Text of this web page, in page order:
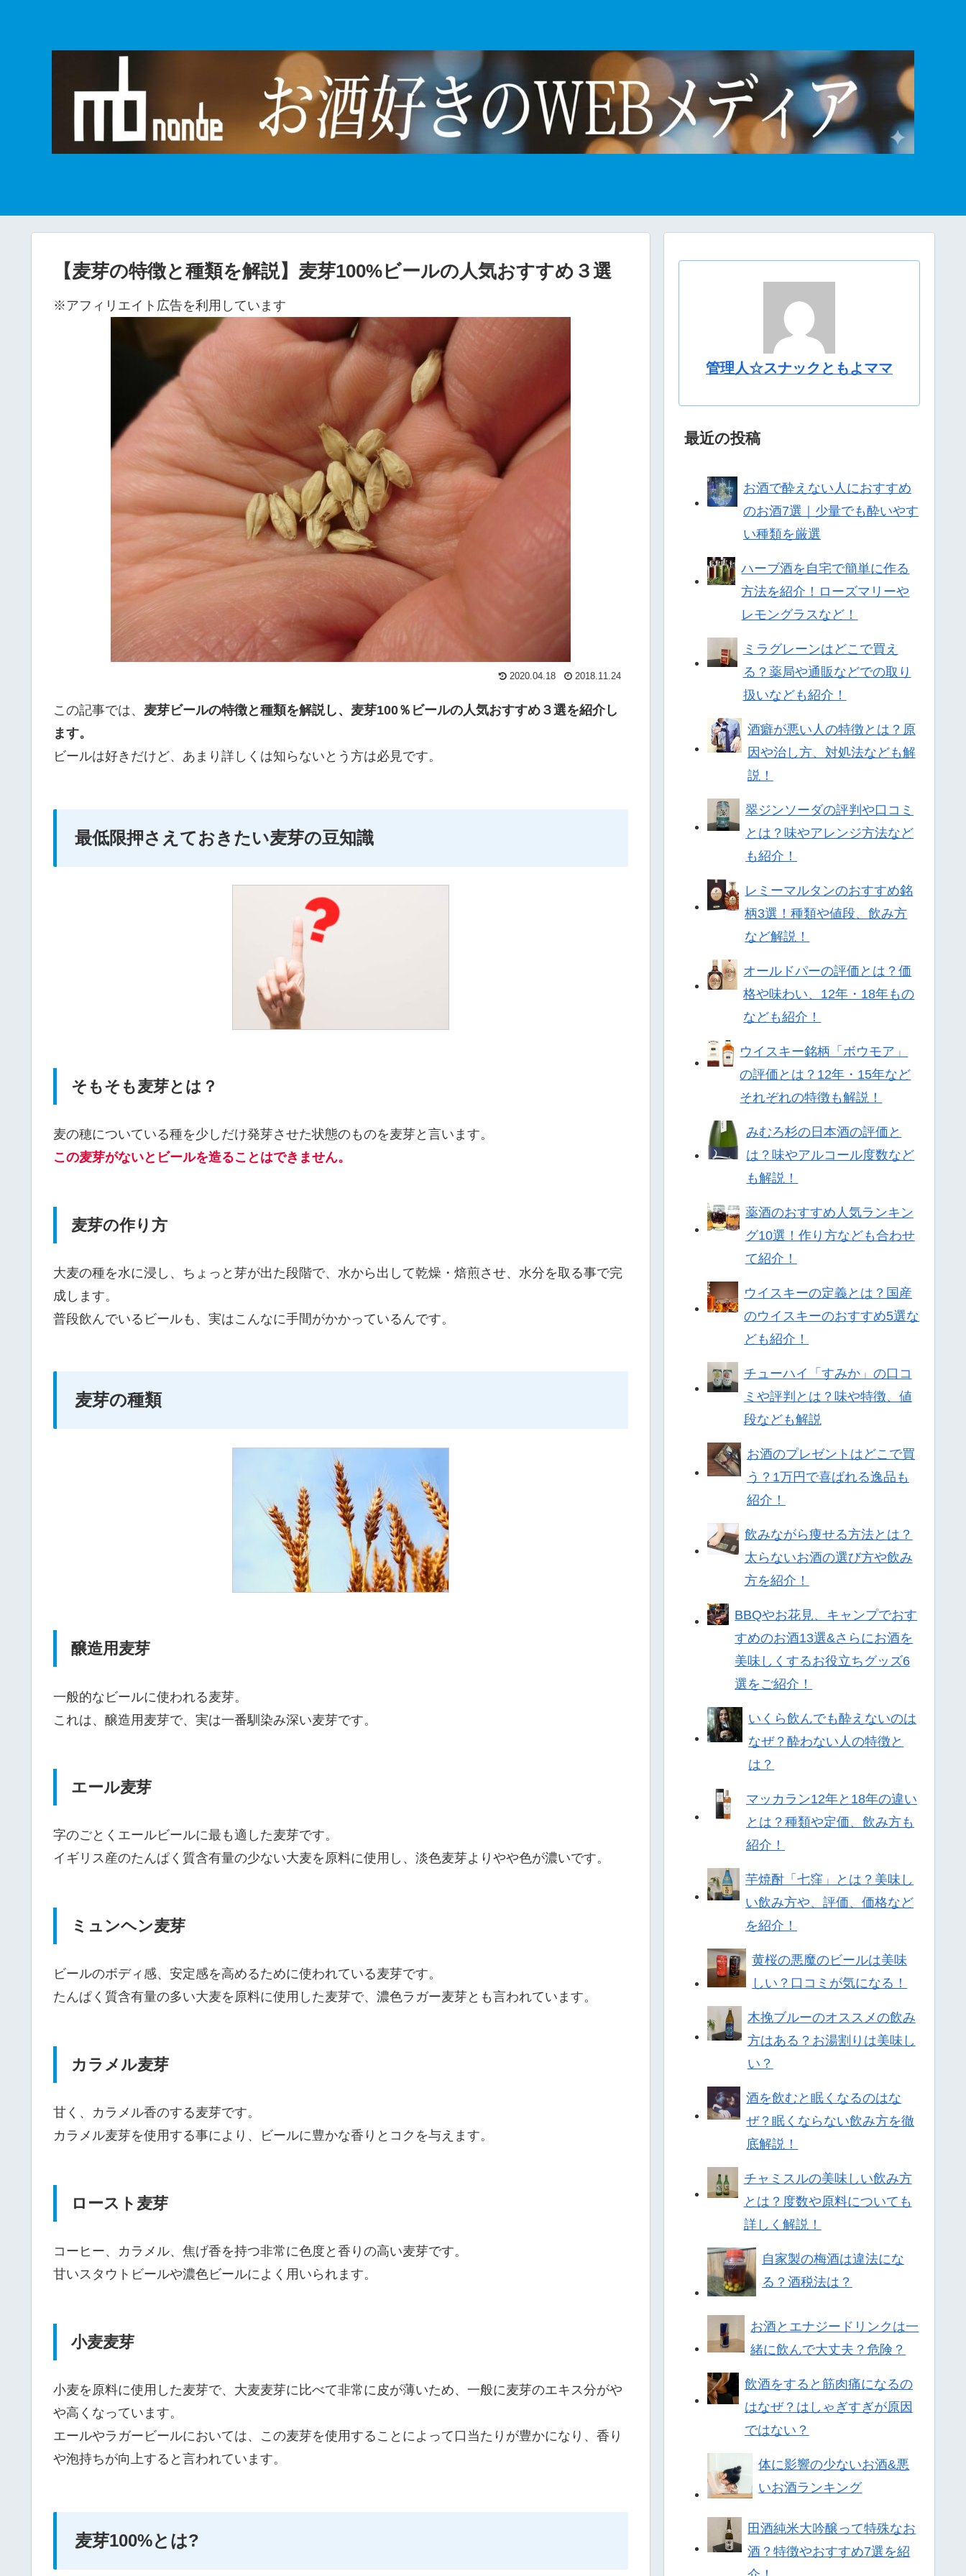
【麦芽の特徴と種類を解説】麦芽100%ビールの人気おすすめ３選
※アフィリエイト広告を利用しています
2020.04.18 2018.11.24
この記事では、 麦芽ビールの特徴と種類を解説し、麦芽100％ビールの人気おすすめ３選を紹介し
ます。
ビールは好きだけど、あまり詳しくは知らないとう方は必見です。
最低限押さえておきたい麦芽の豆知識
そもそも麦芽とは？
麦の穂についている種を少しだけ発芽させた状態のものを麦芽と言います。
この麦芽がないとビールを造ることはできません。
麦芽の作り方
大麦の種を水に浸し、ちょっと芽が出た段階で、水から出して乾燥・焙煎させ、水分を取る事で完
成します。
普段飲んでいるビールも、実はこんなに手間がかかっているんです。
麦芽の種類
醸造用麦芽
一般的なビールに使われる麦芽。
これは、醸造用麦芽で、実は一番馴染み深い麦芽です。
エール麦芽
字のごとくエールビールに最も適した麦芽です。
イギリス産のたんぱく質含有量の少ない大麦を原料に使用し、淡色麦芽よりやや色が濃いです。
ミュンヘン麦芽
ビールのボディ感、安定感を高めるために使われている麦芽です。
たんぱく質含有量の多い大麦を原料に使用した麦芽で、濃色ラガー麦芽とも言われています。
カラメル麦芽
甘く、カラメル香のする麦芽です。
カラメル麦芽を使用する事により、ビールに豊かな香りとコクを与えます。
ロースト麦芽
コーヒー、カラメル、焦げ香を持つ非常に色度と香りの高い麦芽です。
甘いスタウトビールや濃色ビールによく用いられます。
小麦麦芽
小麦を原料に使用した麦芽で、大麦麦芽に比べて非常に皮が薄いため、一般に麦芽のエキス分がや
や高くなっています。
エールやラガービールにおいては、この麦芽を使用することによって口当たりが豊かになり、香り
や泡持ちが向上すると言われています。
麦芽100%とは?
管理人☆スナックともよママ
最近の投稿
お酒で酔えない人におすすめ
のお酒7選｜少量でも酔いやす
い種類を厳選
ハーブ酒を自宅で簡単に作る
方法を紹介！ローズマリーや
レモングラスなど！
ミラグレーンはどこで買え
る？薬局や通販などでの取り
扱いなども紹介！
酒癖が悪い人の特徴とは？原
因や治し方、対処法なども解
説！
翠ジンソーダの評判や口コミ
とは？味やアレンジ方法など
も紹介！
レミーマルタンのおすすめ銘
柄3選！種類や値段、飲み方
など解説！
オールドパーの評価とは？価
格や味わい、12年・18年もの
なども紹介！
ウイスキー銘柄「ボウモア」
の評価とは？12年・15年など
それぞれの特徴も解説！
みむろ杉の日本酒の評価と
は？味やアルコール度数など
も解説！
薬酒のおすすめ人気ランキン
グ10選！作り方なども合わせ
て紹介！
ウイスキーの定義とは？国産
のウイスキーのおすすめ5選な
ども紹介！
チューハイ「すみか」の口コ
ミや評判とは？味や特徴、値
段なども解説
お酒のプレゼントはどこで買
う？1万円で喜ばれる逸品も
紹介！
飲みながら痩せる方法とは？
太らないお酒の選び方や飲み
方を紹介！
BBQやお花見、キャンプでおす
すめのお酒13選&さらにお酒を
美味しくするお役立ちグッズ6
選をご紹介！
いくら飲んでも酔えないのは
なぜ？酔わない人の特徴と
は？
マッカラン12年と18年の違い
とは？種類や定価、飲み方も
紹介！
芋焼酎「七窪」とは？美味し
い飲み方や、評価、価格など
を紹介！
黄桜の悪魔のビールは美味
しい？口コミが気になる！
木挽ブルーのオススメの飲み
方はある？お湯割りは美味し
い？
酒を飲むと眠くなるのはな
ぜ？眠くならない飲み方を徹
底解説！
チャミスルの美味しい飲み方
とは？度数や原料についても
詳しく解説！
自家製の梅酒は違法にな
る？酒税法は？
お酒とエナジードリンクは一
緒に飲んで大丈夫？危険？
飲酒をすると筋肉痛になるの
はなぜ？はしゃぎすぎが原因
ではない？
体に影響の少ないお酒&悪
いお酒ランキング
田酒純米大吟醸って特殊なお
酒？特徴やおすすめ7選を紹